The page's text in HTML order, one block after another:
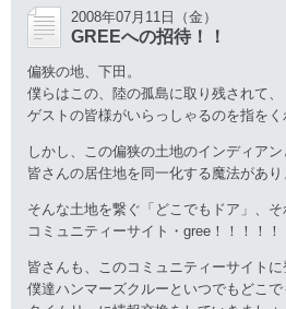
GREEへの招待！！
2008年07月11日（金）
偏狭の地、下田。
僕らはこの、陸の孤島に取り残されて、
ゲストの皆様がいらっしゃるのを指をく
しかし、この偏狭の土地のインディアン
皆さんの居住地を同一化する魔法があり
そんな土地を繋ぐ「どこでもドア」、そ
コミュニティーサイト・gree！！！！！
皆さんも、このコミュニティーサイトに
僕達ハンマーズクルーといつでもどこで